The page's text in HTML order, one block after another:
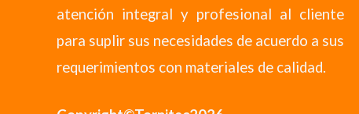
atención integral y profesional al cliente
para suplir sus necesidades de acuerdo a sus
requerimientos con materiales de calidad.